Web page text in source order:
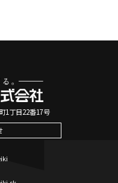
1丁目22番17号